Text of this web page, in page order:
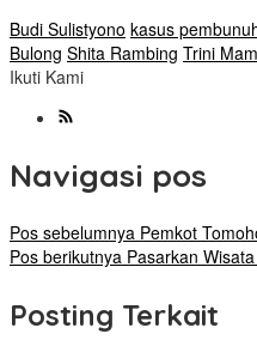
Budi Sulistyono kasus
Bulong Shita Rambing Trini
Ikuti Kami
Navigasi pos
Pos sebelumnya Pemkot
Pos berikutnya Pasarkan
Posting Terkait